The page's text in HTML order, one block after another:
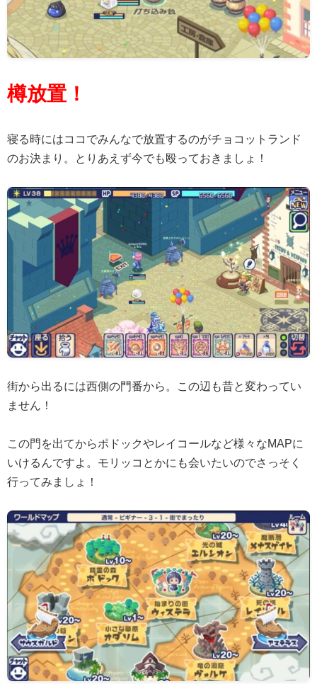
樽放置！
寝る時にはココでみんなで放置するのがチョコットランド
のお決まり。とりあえず今でも殴っておきましょ！
街から出るには西側の門番から。この辺も昔と変わってい
ません！
この門を出てからポドックやレイコールなど様々なMAPに
いけるんですよ。モリッコとかにも会いたいのでさっそく
行ってみましょ！